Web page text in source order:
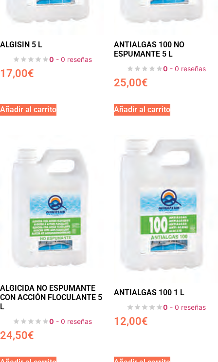
ALGISIN 5 L
0 - 0 reseñas
17,00€
Añadir al carrito
ANTIALGAS 100 NO
ESPUMANTE 5 L
0 - 0 reseñas
25,00€
Añadir al carrito
ALGICIDA NO ESPUMANTE
CON ACCIÓN FLOCULANTE 5
L
0 - 0 reseñas
24,50€
ANTIALGAS 100 1 L
0 - 0 reseñas
12,00€